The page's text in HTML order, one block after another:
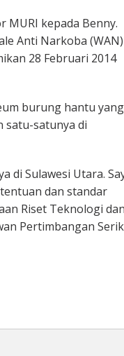
MURI kepada Benny.
Anti Narkoba (WAN)
28 Februari 2014
burung hantu
satu-satunya di
di Sulawesi Utara.
dan standar
Riset Teknologi dan
Pertimbangan